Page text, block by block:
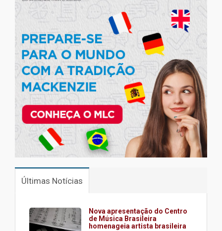
Últimas Notícias
Nova apresentação do Centro
de Música Brasileira
homenageia artista brasileira